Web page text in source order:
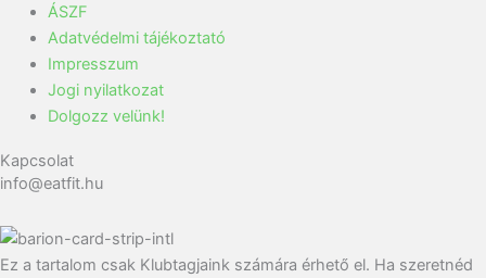
ÁSZF
Adatvédelmi tájékoztató
Impresszum
Jogi nyilatkozat
Dolgozz velünk!
Kapcsolat
info@eatfit.hu
Ez a tartalom csak Klubtagjaink számára érhető el. Ha szeretnéd